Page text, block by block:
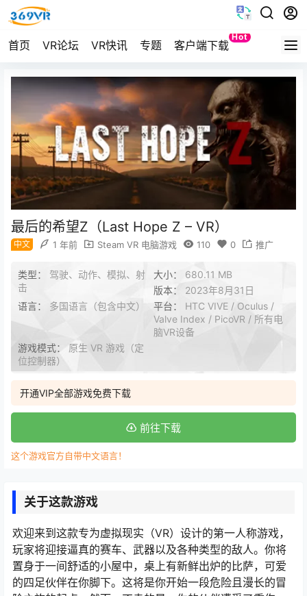
首页 VR论坛 VR快讯 专题 客户端下载
Hot
Quest
最后的希望Z（Last Hope Z – VR）
中文 1 年前 Steam VR 电脑游戏 110 0 推广
类型： 驾驶、动作、模拟、射
击
大小： 680.11 MB
版本： 2023年8月31日
语言： 多国语言（包含中文） 平台： HTC VIVE / Oculus /
Valve Index / PicoVR / 所有电
脑VR设备
游戏模式： 原生 VR 游戏（定
位控制器）
开通VIP全部游戏免费下载
前往下载
这个游戏官方自带中文语言！
关于这款游戏
欢迎来到这款专为虚拟现实（VR）设计的第一人称游戏，
玩家将迎接逼真的赛车、武器以及各种类型的敌人。你将
置身于一间舒适的小屋中，桌上有新鲜出炉的比萨，可爱
的四足伙伴在你脚下。这将是你开始一段危险且漫长的冒